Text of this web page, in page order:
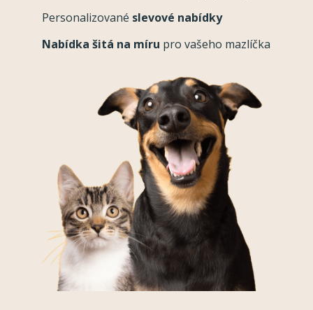
Personalizované slevové nabídky
Nabídka šitá na míru pro vašeho mazlíčka